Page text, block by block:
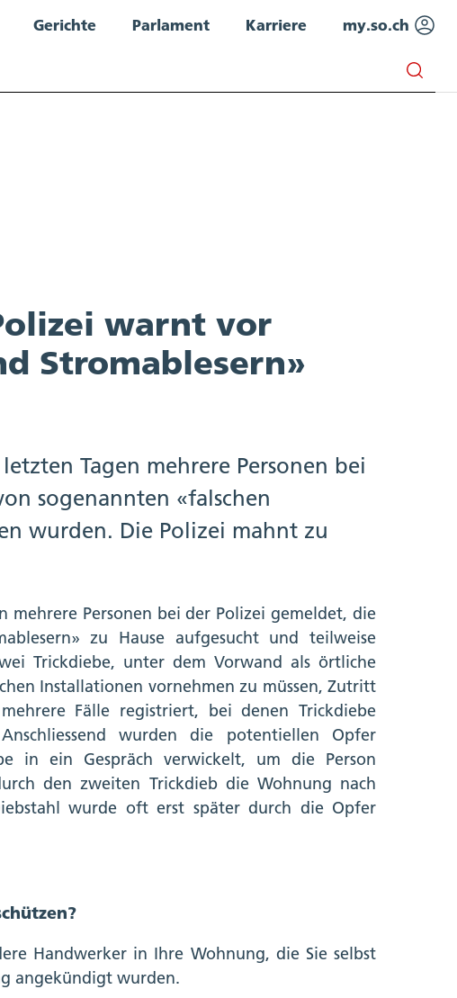
Gerichte Parlament Karriere my.so.ch
warnt vor
Stromablesern»
Tagen mehrere Personen bei
sogenannten «falschen
wurden. Die Polizei mahnt zu
Personen bei der Polizei gemeldet, die
zu Hause aufgesucht und teilweise
Trickdiebe, unter dem Vorwand als örtliche
Installationen vornehmen zu müssen, Zutritt
Fälle registriert, bei denen Trickdiebe
wurden die potentiellen Opfer
in ein Gespräch verwickelt, um die Person
den zweiten Trickdieb die Wohnung nach
wurde oft erst später durch die Opfer
Handwerker in Ihre Wohnung, die Sie selbst
angekündigt wurden.